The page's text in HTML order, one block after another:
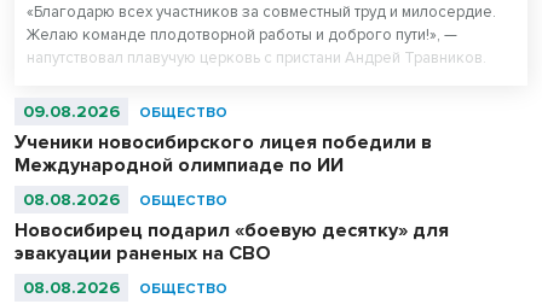
«Благодарю всех участников за совместный труд и милосердие.
Желаю команде плодотворной работы и доброго пути!», —
напутствовал плавучую церковь с пристани Андрей Травников.
09.08.2026 ОБЩЕСТВО
Ученики новосибирского лицея победили в
Международной олимпиаде по ИИ
08.08.2026 ОБЩЕСТВО
Новосибирец подарил «боевую десятку» для
эвакуации раненых на СВО
08.08.2026 ОБЩЕСТВО